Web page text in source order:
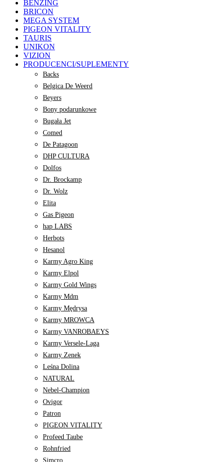
BENZING
BRICON
MEGA SYSTEM
PIGEON VITALITY
TAURIS
UNIKON
VIZION
PRODUCENCI/SUPLEMENTY
Backs
Belgica De Weerd
Beyers
Bony podarunkowe
Bugała Jet
Comed
De Patagoon
DHP CULTURA
Dolfos
Dr. Brockamp
Dr. Wolz
Elita
Gas Pigeon
hap LABS
Herbots
Hesanol
Karmy Agro King
Karmy Elpol
Karmy Gold Wings
Karmy Mdm
Karmy Mędrysa
Karmy MROWCA
Karmy VANROBAEYS
Karmy Versele-Laga
Karmy Zenek
Leśna Dolina
NATURAL
Nebel-Champion
Ovigor
Patron
PIGEON VITALITY
Profeed Taube
Rohnfried
Simcro